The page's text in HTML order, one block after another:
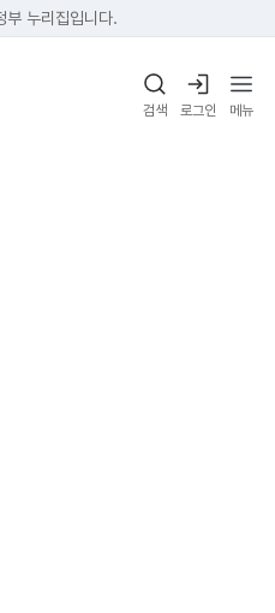
부 누리집입니다.
검색 로그인 메뉴